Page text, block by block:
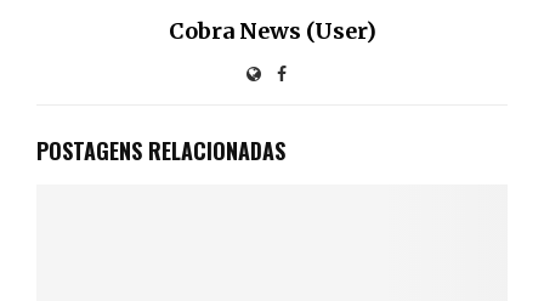
Cobra News (User)
POSTAGENS RELACIONADAS